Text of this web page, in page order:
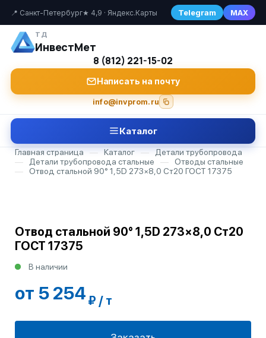
📍 Санкт-Петербург★ 4,9 · Яндекс.Карты Telegram MAX
ТД
ИнвестМет
8 (812) 221-15-02
Написать на почту
info@invprom.ru
Каталог
Главная страница — Каталог —
Детали трубопровода
—
Детали трубопровода стальные —
Отводы стальные
—
Отвод стальной 90° 1,5D 273×8,0 Ст20 ГОСТ 17375
Отвод стальной 90° 1,5D 273×8,0 Ст20
ГОСТ 17375
В наличии
от 5 254 ₽ / т